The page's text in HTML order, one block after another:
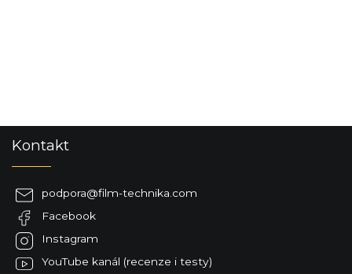
Kontakt
podpora@film-technika.com
Facebook
Instagram
YouTube kanál (recenze i testy)